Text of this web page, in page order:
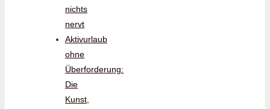
nichts
nervt
Aktivurlaub
ohne
Überforderung:
Die
Kunst,